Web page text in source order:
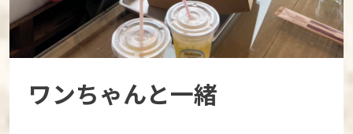
ワンちゃんと一緒